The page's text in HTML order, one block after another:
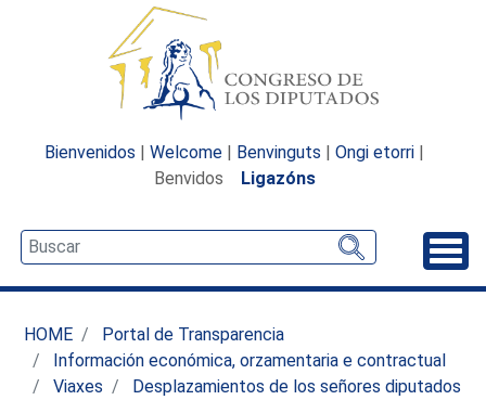
Bienvenidos | Welcome | Benvinguts | Ongi etorri |
Benvidos Ligazóns
HOME
Portal de Transparencia
Información económica, orzamentaria e contractual
Viaxes
Desplazamientos de los señores diputados